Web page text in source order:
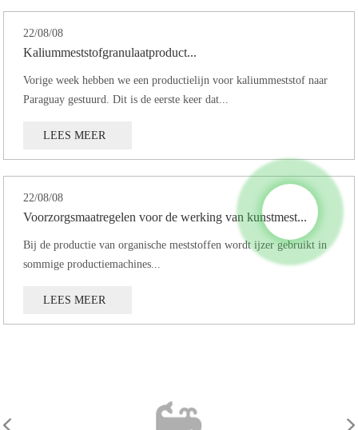
22/08/08
Kaliummeststofgranulaatproduct...
Vorige week hebben we een productielijn voor kaliummeststof naar
Paraguay gestuurd. Dit is de eerste keer dat...
LEES MEER
22/08/08
Voorzorgsmaatregelen voor de werking van kunstmest...
Bij de productie van organische meststoffen wordt ijzer gebruikt in
sommige productiemachines...
LEES MEER